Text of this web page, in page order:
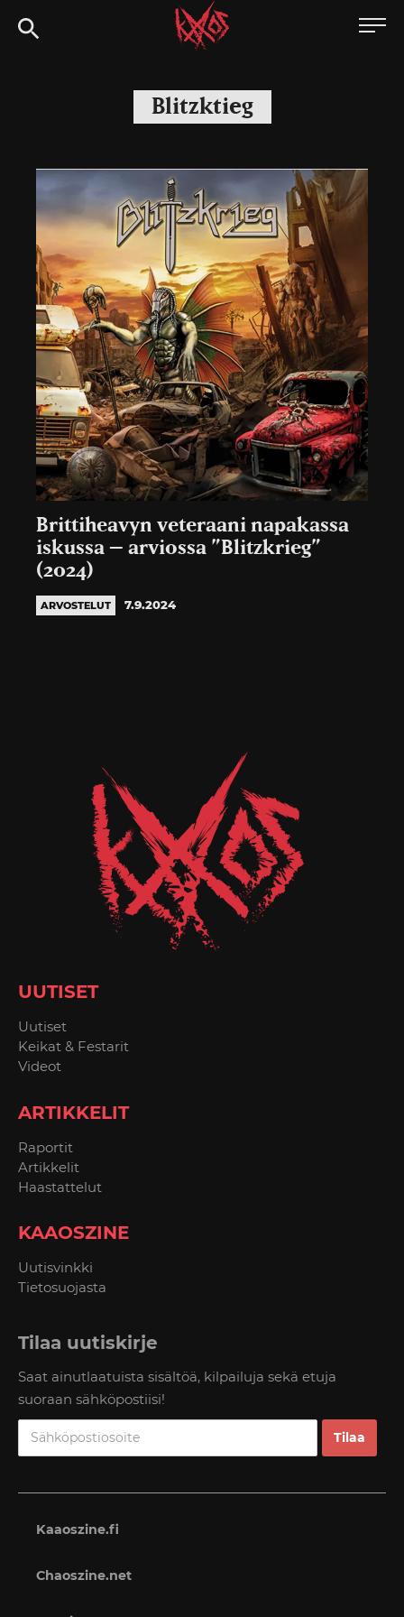
Siirry
suoraan
Kaaoszine
Blitzktieg
Brittiheavyn veteraani napakassa
iskussa – arviossa ”Blitzkrieg”
(2024)
ARVOSTELUT 7.9.2024
UUTISET
Uutiset
Keikat & Festarit
Videot
ARTIKKELIT
Raportit
Artikkelit
Haastattelut
KAAOSZINE
Uutisvinkki
Tietosuojasta
Tilaa uutiskirje
Saat ainutlaatuista sisältöä, kilpailuja sekä etuja
suoraan sähköpostiisi!
Kaaoszine.fi
Chaoszine.net